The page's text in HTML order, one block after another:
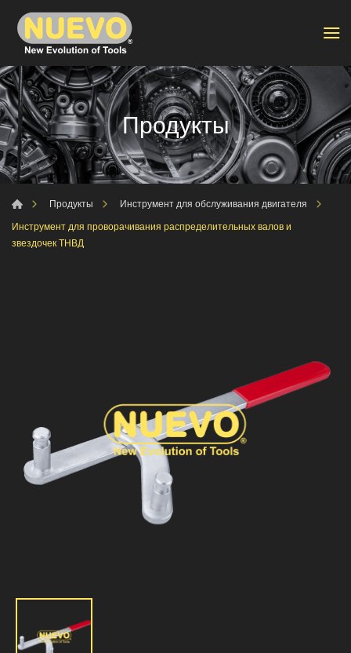
Продукты
Продукты
Инструмент для обслуживания двигателя
Инструмент для проворачивания распределительных валов и
звездочек ТНВД